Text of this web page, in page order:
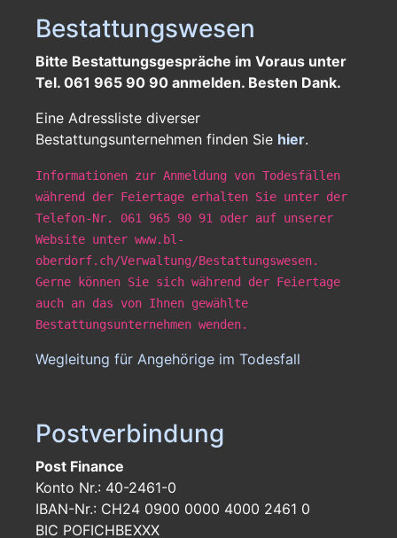
Bestattungswesen
Bitte Bestattungsgespräche im Voraus unter
Tel. 061 965 90 90 anmelden. Besten Dank.
Eine Adressliste diverser
Bestattungsunternehmen finden Sie hier.
Informationen zur Anmeldung von Todesfällen
während der Feiertage erhalten Sie unter der
Telefon-Nr. 061 965 90 91 oder auf unserer
Website unter www.bl-
oberdorf.ch/Verwaltung/Bestattungswesen.
Gerne können Sie sich während der Feiertage
auch an das von Ihnen gewählte
Bestattungsunternehmen wenden.
Wegleitung für Angehörige im Todesfall
Postverbindung
Post Finance
Konto Nr.: 40-2461-0
IBAN-Nr.: CH24 0900 0000 4000 2461 0
BIC POFICHBEXXX